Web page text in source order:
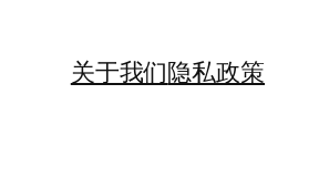
关于我们隐私政策